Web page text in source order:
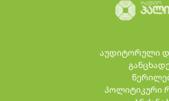
აუდიტორული
პოლიტიკური